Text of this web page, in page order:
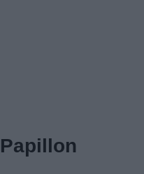
Papillon